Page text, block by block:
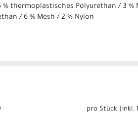
% thermoplastisches Polyurethan / 3 %
/ 6 % Mesh / 2 % Nylon
pro Stück (inkl.